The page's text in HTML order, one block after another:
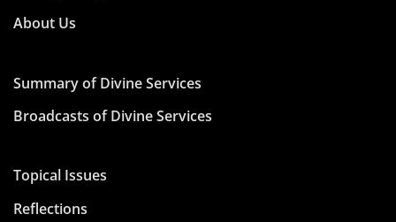
About Us
Summary of Divine Services
Broadcasts of Divine Services
Topical Issues
Reflections